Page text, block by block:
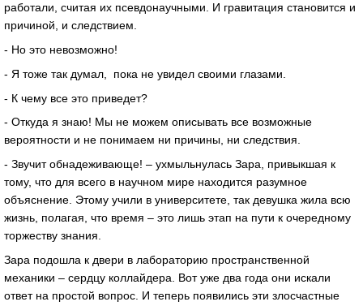
работали, считая их псевдонаучными. И гравитация становится и
причиной, и следствием.
- Но это невозможно!
- Я тоже так думал, пока не увидел своими глазами.
- К чему все это приведет?
- Откуда я знаю! Мы не можем описывать все возможные
вероятности и не понимаем ни причины, ни следствия.
- Звучит обнадеживающе! – ухмыльнулась Зара, привыкшая к
тому, что для всего в научном мире находится разумное
объяснение. Этому учили в университете, так девушка жила всю
жизнь, полагая, что время – это лишь этап на пути к очередному
торжеству знания.
Зара подошла к двери в лабораторию пространственной
механики – сердцу коллайдера. Вот уже два года они искали
ответ на простой вопрос. И теперь появились эти злосчастные